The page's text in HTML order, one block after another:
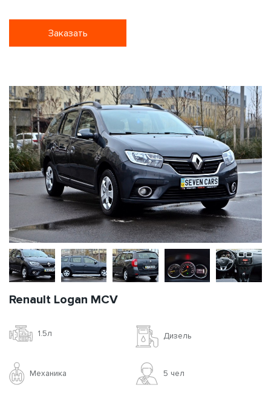
Заказать
Renault Logan MCV
1.5л Дизель
Механика 5 чел